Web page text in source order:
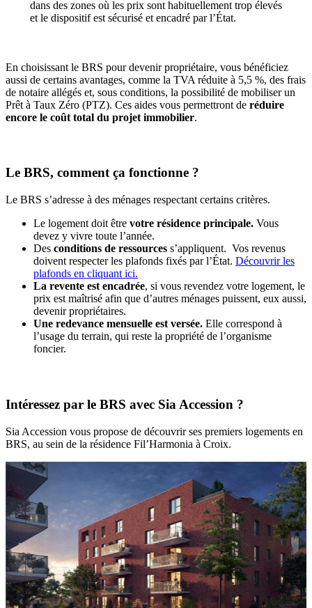
dans des zones où les prix sont habituellement trop élevés
et le dispositif est sécurisé et encadré par l’État.
En choisissant le BRS pour devenir propriétaire, vous bénéficiez
aussi de certains avantages, comme la TVA réduite à 5,5 %, des frais
de notaire allégés et, sous conditions, la possibilité de mobiliser un
Prêt à Taux Zéro (PTZ). Ces aides vous permettront de réduire
encore le coût total du projet immobilier.
Le BRS, comment ça fonctionne ?
Le BRS s’adresse à des ménages respectant certains critères.
Le logement doit être votre résidence principale. Vous
devez y vivre toute l’année.
Des conditions de ressources s’appliquent. Vos revenus
doivent respecter les plafonds fixés par l’État. Découvrir les
plafonds en cliquant ici.
La revente est encadrée, si vous revendez votre logement, le
prix est maîtrisé afin que d’autres ménages puissent, eux aussi,
devenir propriétaires.
Une redevance mensuelle est versée. Elle correspond à
l’usage du terrain, qui reste la propriété de l’organisme
foncier.
Intéressez par le BRS avec Sia Accession ?
Sia Accession vous propose de découvrir ses premiers logements en
BRS, au sein de la résidence Fil’Harmonia à Croix.